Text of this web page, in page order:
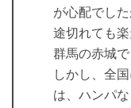
が心配でし
途切れても
群馬の赤城
しかし、全
は、ハンパ